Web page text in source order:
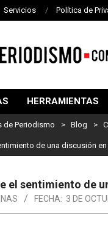
Servicios Política de
HERRAMIENTAS
de Periodismo > Blog >
de una discusión
el sentimiento de
FECHA: 3 DE